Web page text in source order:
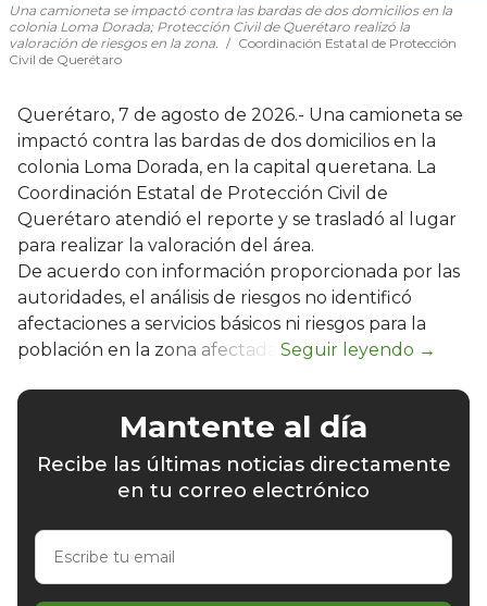
Una camioneta se impactó contra las bardas de dos domicilios en la
colonia Loma Dorada; Protección Civil de Querétaro realizó la
valoración de riesgos en la zona.
Coordinación Estatal de Protección
Civil de Querétaro
Querétaro, 7 de agosto de 2026.- Una camioneta se
impactó contra las bardas de dos domicilios en la
colonia Loma Dorada, en la capital queretana. La
Coordinación Estatal de Protección Civil de
Querétaro atendió el reporte y se trasladó al lugar
para realizar la valoración del área.
De acuerdo con información proporcionada por las
autoridades, el análisis de riesgos no identificó
afectaciones a servicios básicos ni riesgos para la
población en la zona afectada.
Mantente al día
Recibe las últimas noticias directamente
en tu correo electrónico
Escribe
email